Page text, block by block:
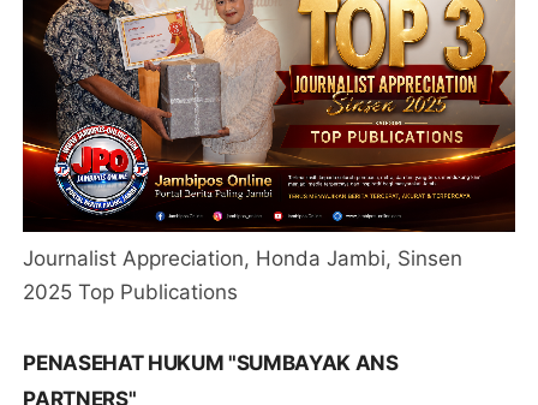
Journalist Appreciation, Honda Jambi, Sinsen
2025 Top Publications
PENASEHAT HUKUM "SUMBAYAK ANS
PARTNERS"